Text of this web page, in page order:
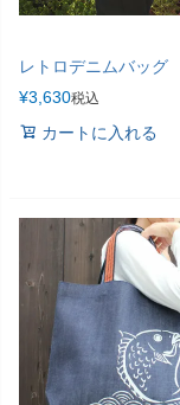
レトロデニムバッグ
¥3,630税込
カートに入れる